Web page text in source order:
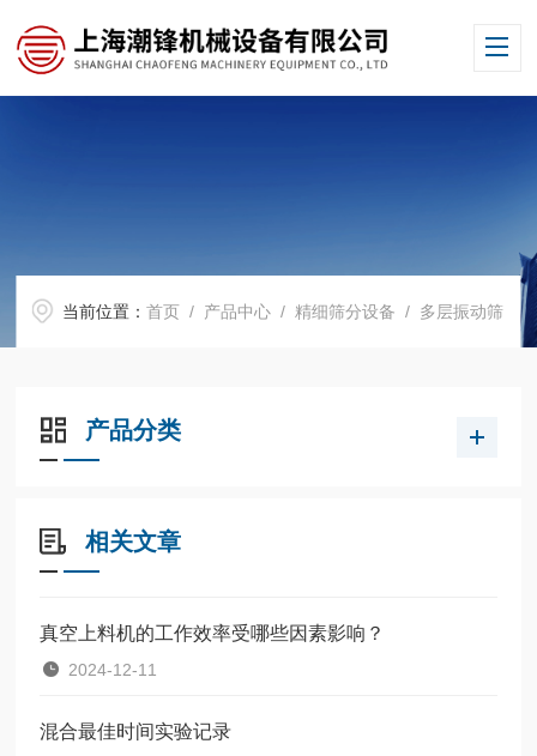
当前位置：首页 / 产品中心 / 精细筛分设备 / 多层振动筛
产品分类
相关文章
真空上料机的工作效率受哪些因素影响？
2024-12-11
混合最佳时间实验记录